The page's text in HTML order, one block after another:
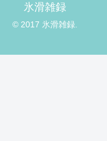
氷滑雑録
© 2017 氷滑雑録.